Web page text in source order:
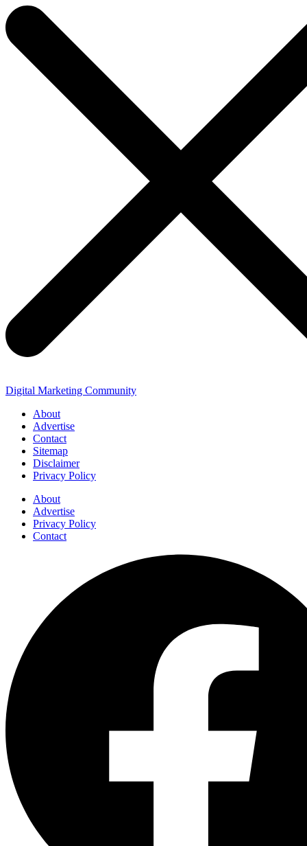
Digital Marketing Community
About
Advertise
Contact
Sitemap
Disclaimer
Privacy Policy
About
Advertise
Privacy Policy
Contact